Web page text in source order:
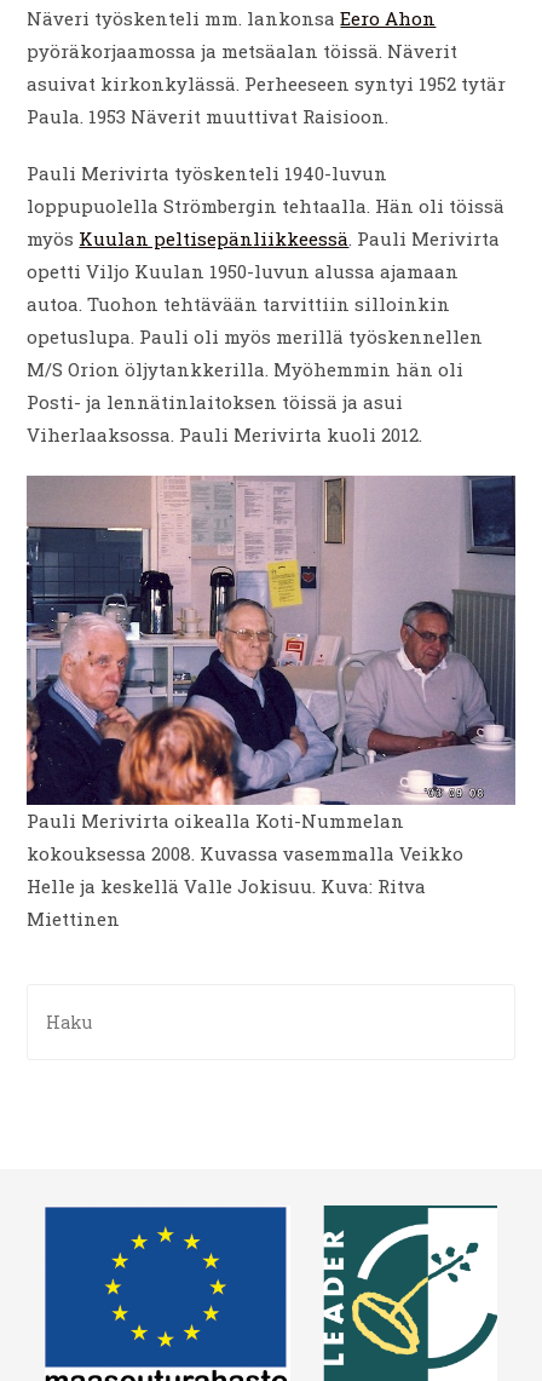
Näveri työskenteli mm. lankonsaEero Ahon
pyöräkorjaamossa ja metsäalan töissä. Näverit
asuivat kirkonkylässä. Perheeseen syntyi 1952 tytär
Paula. 1953 Näverit muuttivat Raisioon.
Pauli Merivirta työskenteli 1940-luvun
loppupuolella Strömbergin tehtaalla. Hän oli töissä
myös Kuulan peltisepänliikkeessä. Pauli Merivirta
opetti Viljo Kuulan 1950-luvun alussa ajamaan
autoa. Tuohon tehtävään tarvittiin silloinkin
opetuslupa. Pauli oli myös merillä työskennellen
M/S Orion öljytankkerilla. Myöhemmin hän oli
Posti- ja lennätinlaitoksen töissä ja asui
Viherlaaksossa. Pauli Merivirta kuoli 2012.
Pauli Merivirta oikealla Koti-Nummelan
kokouksessa 2008. Kuvassa vasemmalla Veikko
Helle ja keskellä Valle Jokisuu. Kuva: Ritva
Miettinen